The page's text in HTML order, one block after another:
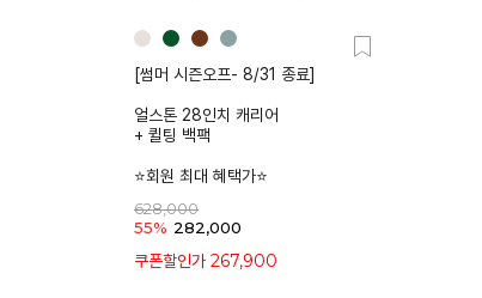
[썸머 시즌오프- 8/31 종료]
얼스톤 28인치 캐리어
+ 퀼팅 백팩
⭐회원 최대 혜택가⭐
628,000
55% 282,000
쿠폰할인가 267,900